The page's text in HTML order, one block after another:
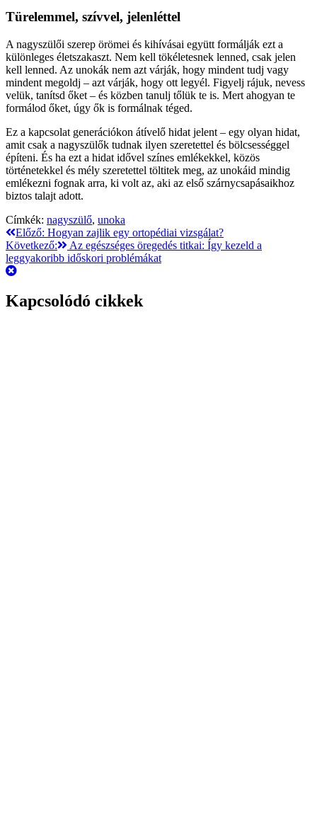
Türelemmel, szívvel, jelenléttel
A nagyszülői szerep örömei és kihívásai együtt formálják ezt a
különleges életszakaszt. Nem kell tökéletesnek lenned, csak jelen
kell lenned. Az unokák nem azt várják, hogy mindent tudj vagy
mindent megoldj – azt várják, hogy ott legyél. Figyelj rájuk, nevess
velük, tanítsd őket – és közben tanulj tőlük te is. Mert ahogyan te
formálod őket, úgy ők is formálnak téged.
Ez a kapcsolat generációkon átívelő hidat jelent – egy olyan hidat,
amit csak a nagyszülők tudnak ilyen szeretettel és bölcsességgel
építeni. És ha ezt a hidat idővel színes emlékekkel, közös
történetekkel és mély szeretettel töltitek meg, az unokáid mindig
emlékezni fognak arra, ki volt az, aki az első szárnycsapásaikhoz
biztos talajt adott.
Címkék: nagyszülő, unoka
Bejegyzés
navigáció
Előző: Hogyan zajlik egy ortopédiai vizsgálat?
Következő:
Az egészséges öregedés titkai: Így kezeld a
leggyakoribb időskori problémákat
Kapcsolódó cikkek